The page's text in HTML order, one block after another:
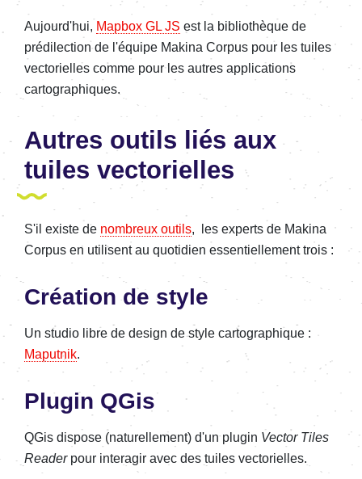
Aujourd'hui, Mapbox GL JS est la bibliothèque de
prédilection de l'équipe Makina Corpus pour les tuiles
vectorielles comme pour les autres applications
cartographiques.
Autres outils liés aux
tuiles vectorielles
S'il existe de nombreux outils, les experts de Makina
Corpus en utilisent au quotidien essentiellement trois :
Création de style
Un studio libre de design de style cartographique :
Maputnik.
Plugin QGis
QGis dispose (naturellement) d'un plugin Vector Tiles
Readerpour interagir avec des tuiles vectorielles.